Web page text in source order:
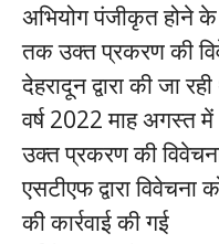
अभियोग पंजीकृत होने के
तक उक्त प्रकरण की
देहरादून द्वारा की जा
वर्ष 2022 माह अगस्त
उक्त प्रकरण की
एसटीएफ द्वारा
की कार्रवाई की गई